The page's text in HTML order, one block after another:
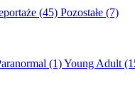
(45) Pozostałe (7)
(1)Young Adult